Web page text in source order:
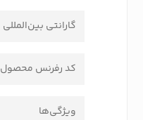
گارانتی بین‌المللی
کد رفرنس محصول
ویژگی‌ها